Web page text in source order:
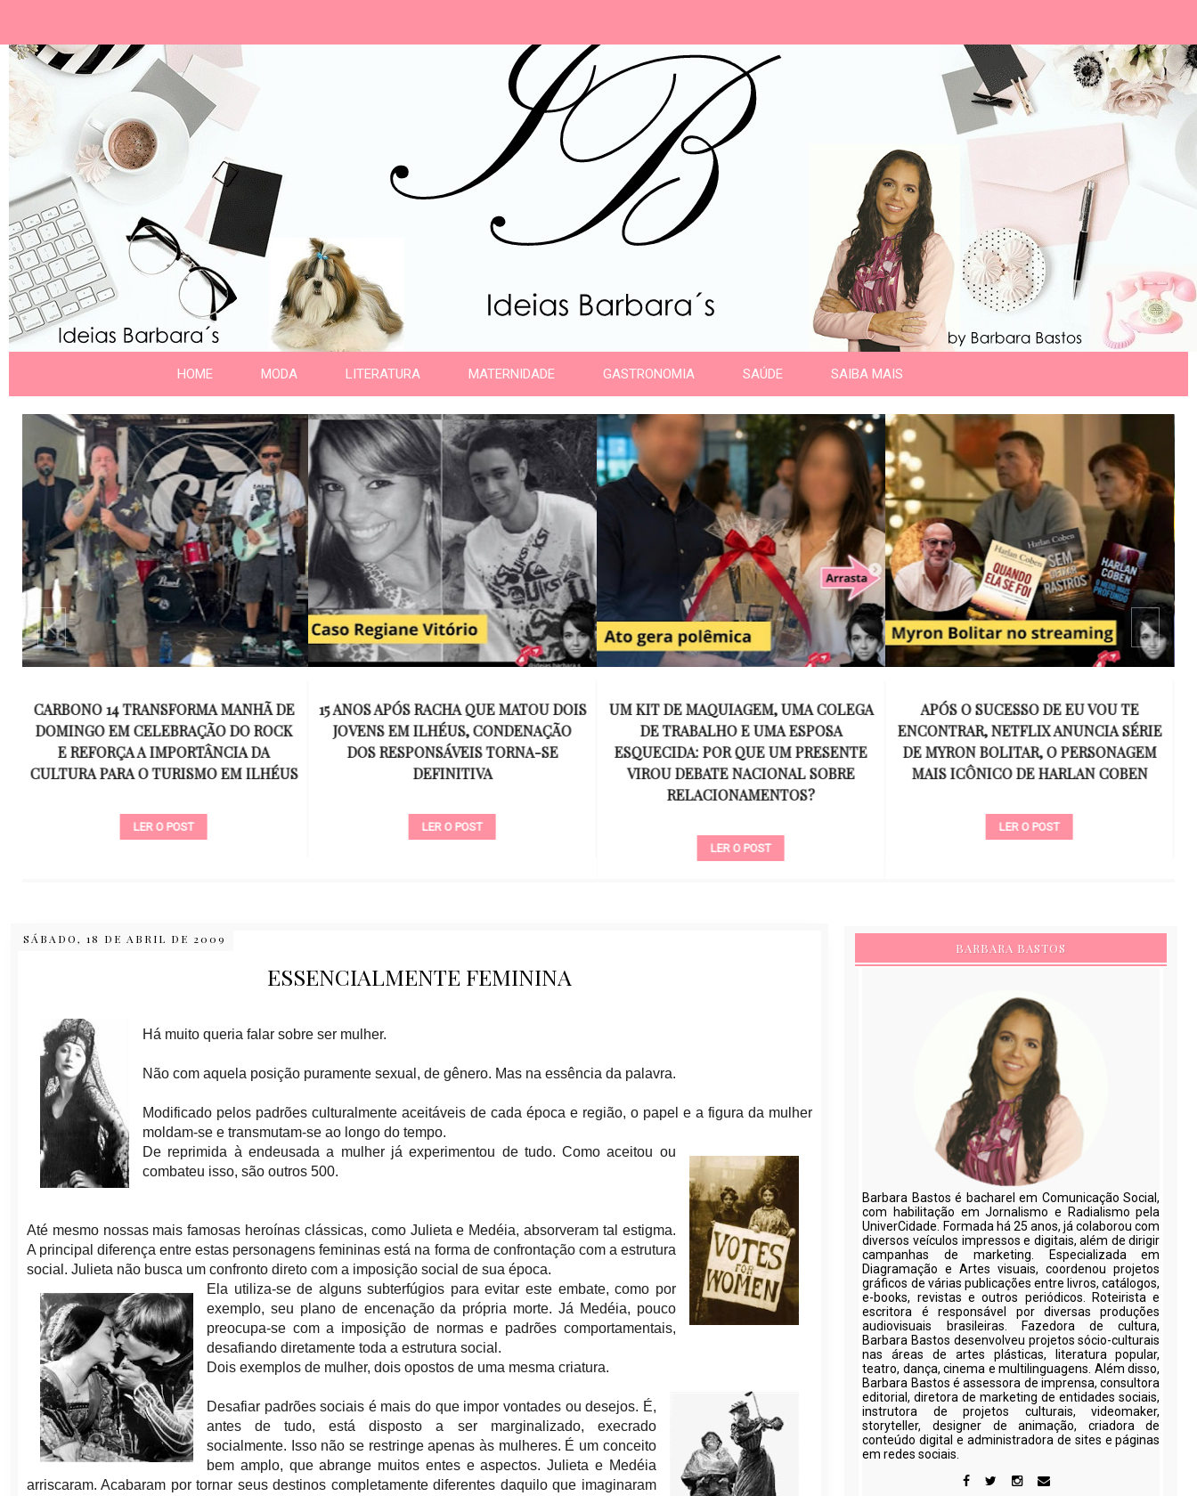
HOME MODA LITERATURA MATERNIDADE GASTRONOMIA SAÚDE SAIBA MAIS
15 ANOS APÓS RACHA QUE MATOU DOIS
JOVENS EM ILHÉUS, CONDENAÇÃO
DOS RESPONSÁVEIS TORNA-SE
DEFINITIVA
LER O POST
UM KIT DE MAQUIAGEM, UMA COLEGA
DE TRABALHO E UMA ESPOSA
ESQUECIDA: POR QUE UM PRESENTE
VIROU DEBATE NACIONAL SOBRE
APÓS O SUCESSO DE EU VOU TE
ENCONTRAR, NETFLIX ANUNCIA SÉRIE
DE MYRON BOLITAR, O PERSONAGEM
MAIS ICÔNICO DE HARLAN COBEN
15 ANOS SEM AMY WINEHOUSE: A VOZ
INESQUECÍVEL QUE REVOLUCIONOU A
MÚSICA E SE TORNOU UM SÍMBOLO
DE UMA GERAÇÃO
LER O POST
SÁBADO, 18 DE ABRIL DE 2009
ESSENCIALMENTE FEMININA
Há muito queria falar sobre ser mulher.
Não com aquela posição puramente sexual, de gênero. Mas na essência da palavra.
Modificado pelos padrões culturalmente aceitáveis de cada época e região, o papel e a figura da mulher
moldam-se e transmutam-se ao longo do tempo.
De reprimida à endeusada a mulher já experimentou de tudo. Como aceitou ou
combateu isso, são outros 500.
Até mesmo nossas mais famosas heroínas clássicas, como Julieta e Medéia, absorveram tal estigma.
A principal diferença entre estas personagens femininas está na forma de confrontação com a estrutura
social. Julieta não busca um confronto direto com a imposição social de sua época.
Ela utiliza-se de alguns subterfúgios para evitar este embate, como por
exemplo, seu plano de encenação da própria morte. Já Medéia, pouco
preocupa-se com a imposição de normas e padrões comportamentais,
desafiando diretamente toda a estrutura social.
Dois exemplos de mulher, dois opostos de uma mesma criatura.
Desafiar padrões sociais é mais do que impor vontades ou desejos. É,
antes de tudo, está disposto a ser marginalizado, execrado
socialmente. Isso não se restringe apenas às mulheres. É um conceito
bem amplo, que abrange muitos entes e aspectos. Julieta e Medéia
arriscaram. Acabaram por tornar seus destinos completamente diferentes daquilo que imaginaram
BARBARA BASTOS
Barbara Bastos é bacharel em Comunicação Social,
com habilitação em Jornalismo e Radialismo pela
UniverCidade. Formada há 25 anos, já colaborou com
diversos veículos impressos e digitais, além de dirigir
campanhas de marketing. Especializada em
Diagramação e Artes visuais, coordenou projetos
gráficos de várias publicações entre livros, catálogos,
e-books, revistas e outros periódicos. Roteirista e
escritora é responsável por diversas produções
audiovisuais brasileiras. Fazedora de cultura,
Barbara Bastos desenvolveu projetos sócio-culturais
nas áreas de artes plásticas, literatura popular,
teatro, dança, cinema e multilinguagens. Além disso,
Barbara Bastos é assessora de imprensa, consultora
editorial, diretora de marketing de entidades sociais,
instrutora de projetos culturais, videomaker,
storyteller, designer de animação, criadora de
conteúdo digital e administradora de sites e páginas
em redes sociais.